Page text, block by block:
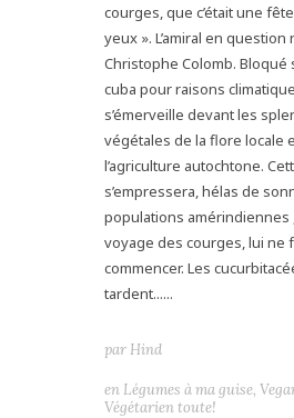
courges, que c’était une
yeux ». L’amiral en question
Christophe Colomb. Bloqué
cuba pour raisons
s’émerveille devant les
végétales de la flore locale
l’agriculture autochtone.
s’empressera, hélas de
populations amérindiennes
voyage des courges, lui ne
commencer. Les
tardent......
par Hind
en Légumes à ma guise,
Végétarien toute!